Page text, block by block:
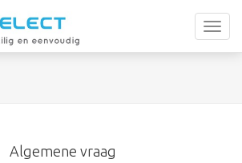
Algemene vraag